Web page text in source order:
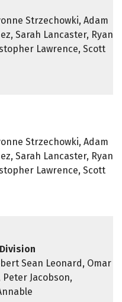
Strzechowki, Adam
Sarah Lancaster, Ryan
Lawrence, Scott
Strzechowki, Adam
Sarah Lancaster, Ryan
Lawrence, Scott
Sean Leonard, Omar
Peter Jacobson,